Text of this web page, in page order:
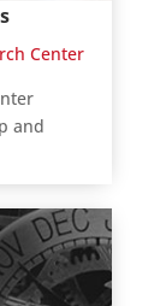
Center
and